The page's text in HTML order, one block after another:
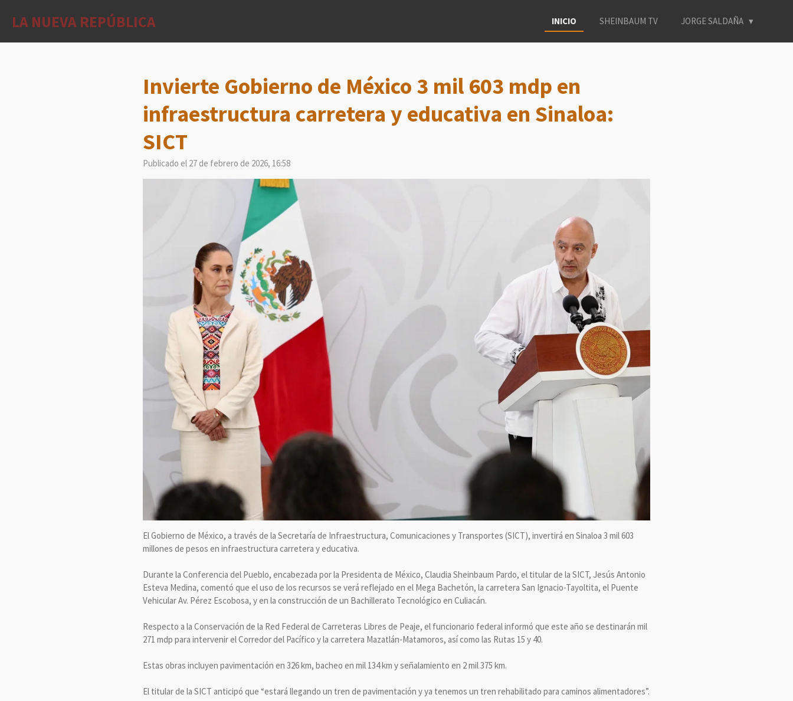
LA NUEVA REPÚBLICA INICIO SHEINBAUM TV JORGE SALDAÑA
Invierte Gobierno de México 3 mil 603 mdp en
infraestructura carretera y educativa en Sinaloa:
SICT
Publicado el 27 de febrero de 2026, 16:58
El Gobierno de México, a través de la Secretaría de Infraestructura, Comunicaciones y Transportes (SICT), invertirá en Sinaloa 3 mil 603
millones de pesos en infraestructura carretera y educativa.
Durante la Conferencia del Pueblo, encabezada por la Presidenta de México, Claudia Sheinbaum Pardo, el titular de la SICT, Jesús Antonio
Esteva Medina, comentó que el uso de los recursos se verá reflejado en el Mega Bachetón, la carretera San Ignacio-Tayoltita, el Puente
Vehicular Av. Pérez Escobosa, y en la construcción de un Bachillerato Tecnológico en Culiacán.
Respecto a la Conservación de la Red Federal de Carreteras Libres de Peaje, el funcionario federal informó que este año se destinarán mil
271 mdp para intervenir el Corredor del Pacífico y la carretera Mazatlán-Matamoros, así como las Rutas 15 y 40.
Estas obras incluyen pavimentación en 326 km, bacheo en mil 134 km y señalamiento en 2 mil 375 km.
El titular de la SICT anticipó que “estará llegando un tren de pavimentación y ya tenemos un tren rehabilitado para caminos alimentadores”.